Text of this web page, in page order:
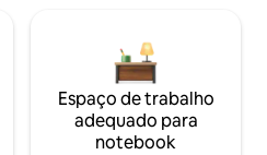
Espaço de trabalho
adequado para
notebook